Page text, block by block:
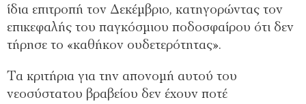
ίδια επιτροπή τον Δεκέμβριο, κατηγορώντας τον
επικεφαλής του παγκόσμιου ποδοσφαίρου ότι δεν
τήρησε το «καθήκον ουδετερότητας».
Τα κριτήρια για την απονομή αυτού του
νεοσύστατου βραβείου δεν έχουν ποτέ